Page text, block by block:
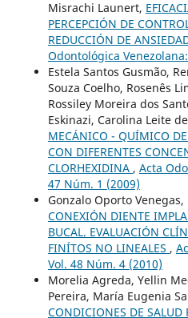
Misrachi Launert,
PERCEPCIÓN DE
REDUCCIÓN DE
Odontológica
Estela Santos Gusmão,
Souza Coelho, Rosenês
Rossiley Moreira dos
Eskinazi, Carolina Leite
MECÁNICO - QUÍMICO
CON DIFERENTES
CLORHEXIDINA , Acta
47 Núm. 1 (2009)
Gonzalo Oporto
CONEXIÓN DIENTE
BUCAL. EVALUACIÓN
FINÍTOS NO LINEALES ,
Vol. 48 Núm. 4 (2010)
Morelia Agreda, Yellin
Pereira, María Eugenia
CONDICIONES DE